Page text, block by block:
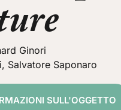
Ginori
Salvatore Saponaro
SULL'OGGETTO